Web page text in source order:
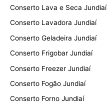
Conserto Lava e Seca Jundiaí
Conserto Lavadora Jundiaí
Conserto Geladeira Jundiaí
Conserto Frigobar Jundiaí
Conserto Freezer Jundiaí
Conserto Fogão Jundiaí
Conserto Forno Jundiaí